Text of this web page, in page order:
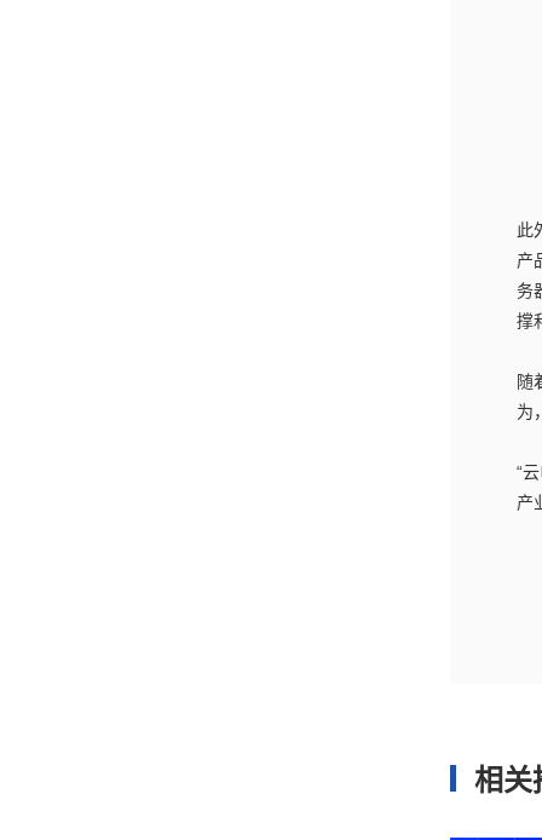
此
产
务
撑
随
为
“
产
相关